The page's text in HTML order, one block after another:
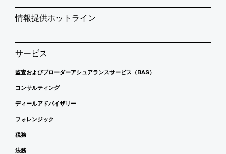
情報提供ホットライン
サービス
監査およびブローダーアシュアランスサービス（BAS）
コンサルティング
ディールアドバイザリー
フォレンジック
税務
法務